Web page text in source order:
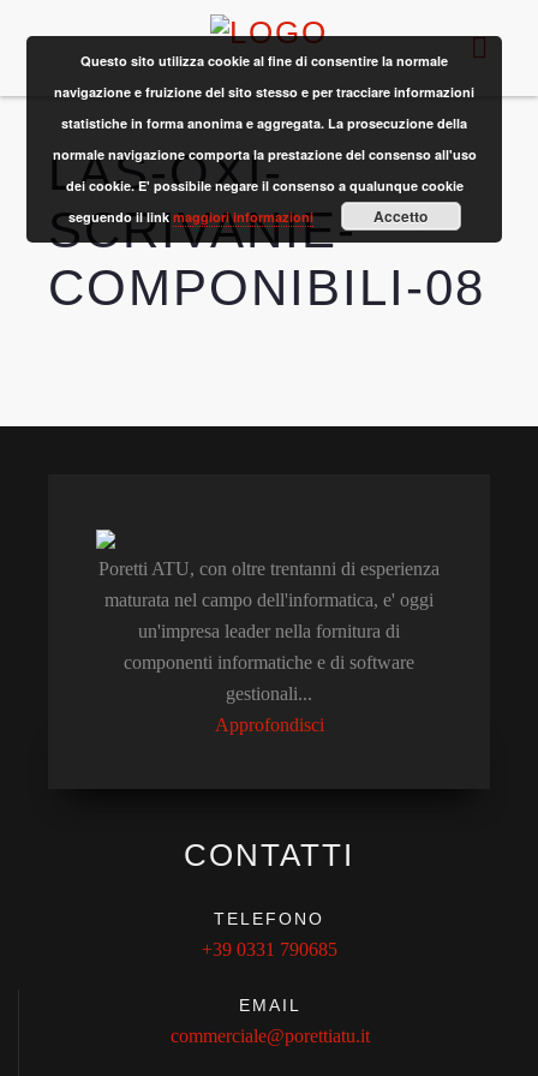
LAS-OXI-
SCRIVANIE-
COMPONIBILI-08
Poretti ATU, con oltre trentanni di esperienza
maturata nel campo dell'informatica, e' oggi
un'impresa leader nella fornitura di
componenti informatiche e di software
gestionali...
Approfondisci
CONTATTI
TELEFONO
+39 0331 790685
EMAIL
commerciale@porettiatu.it
Questo sito utilizza cookie al fine di consentire la normale
navigazione e fruizione del sito stesso e per tracciare informazioni
statistiche in forma anonima e aggregata. La prosecuzione della
normale navigazione comporta la prestazione del consenso all'uso
dei cookie. E' possibile negare il consenso a qualunque cookie
seguendo il linkmaggiori informazioni Accetto